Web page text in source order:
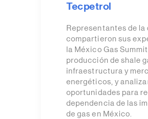
Tecpetrol
Representantes de la
compartieron sus
la México Gas
producción de shale
infraestructura y
energéticos, y
oportunidades para
dependencia de las
de gas en México.